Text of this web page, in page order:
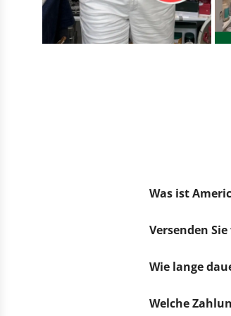
Was ist
Versenden
Wie lange
Welche